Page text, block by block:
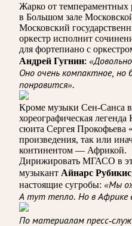
Жарко от темпераментных
в Большом зале
Московский
оркестр исполнит
для фортепиано с
Андрей Гугнин:
Оно очень компактное, но
понравится».
Кроме музыки Сен-Санса
хореографическая
сюита Сергея Прокофьева
произведения, так или
континентом — Африкой.
Дирижировать МГАСО в
музыкант Айнарс Рубикис
настоящие сугробы: «Мы
А тут тепло. Но в Африке
По материалам пресс-